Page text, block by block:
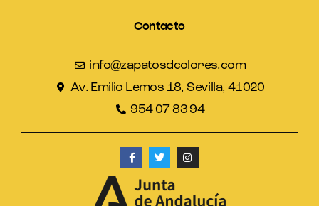
Contacto
info@zapatosdcolores.com
Av. Emilio Lemos 18, Sevilla, 41020
954 07 83 94